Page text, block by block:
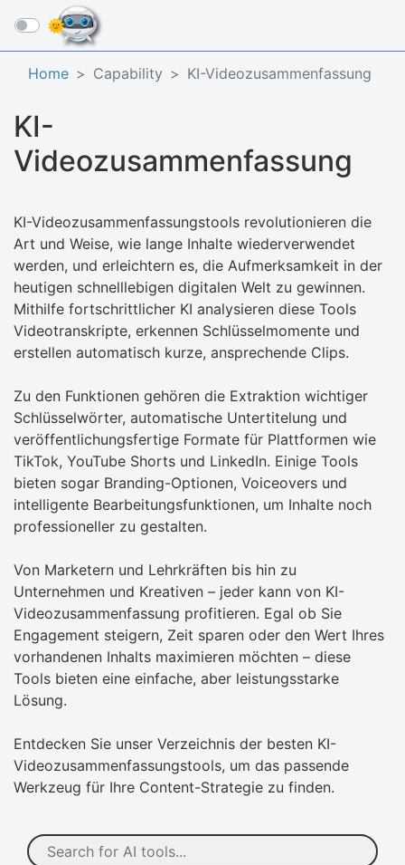
☰
Home Capability KI-Videozusammenfassung
KI-
Videozusammenfassung
KI-Videozusammenfassungstools revolutionieren die
Art und Weise, wie lange Inhalte wiederverwendet
werden, und erleichtern es, die Aufmerksamkeit in der
heutigen schnelllebigen digitalen Welt zu gewinnen.
Mithilfe fortschrittlicher KI analysieren diese Tools
Videotranskripte, erkennen Schlüsselmomente und
erstellen automatisch kurze, ansprechende Clips.
Zu den Funktionen gehören die Extraktion wichtiger
Schlüsselwörter, automatische Untertitelung und
veröffentlichungsfertige Formate für Plattformen wie
TikTok, YouTube Shorts und LinkedIn. Einige Tools
bieten sogar Branding-Optionen, Voiceovers und
intelligente Bearbeitungsfunktionen, um Inhalte noch
professioneller zu gestalten.
Von Marketern und Lehrkräften bis hin zu
Unternehmen und Kreativen – jeder kann von KI-
Videozusammenfassung profitieren. Egal ob Sie
Engagement steigern, Zeit sparen oder den Wert Ihres
vorhandenen Inhalts maximieren möchten – diese
Tools bieten eine einfache, aber leistungsstarke
Lösung.
Entdecken Sie unser Verzeichnis der besten KI-
Videozusammenfassungstools, um das passende
Werkzeug für Ihre Content-Strategie zu finden.